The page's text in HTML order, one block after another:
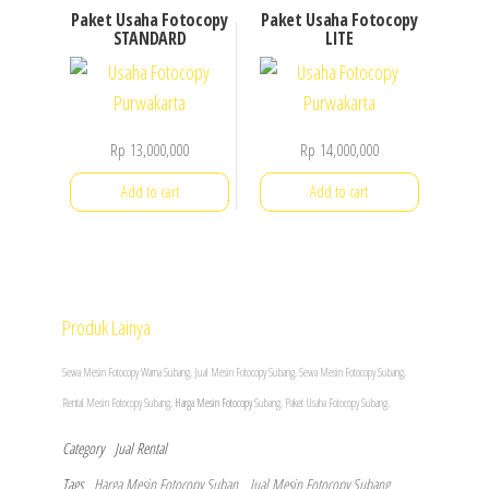
page
page
Paket Usaha Fotocopy
STANDARD
Rp 13,000,000
Add to cart
Paket Usaha Fotocopy
LITE
Rp 14,000,000
Add to cart
Produk Lainya
Sewa Mesin Fotocopy Warna Subang, Jual Mesin FotocopySubang, Sewa Mesin Fotocopy Subang,
Rental Mesin Fotocopy Subang, Harga Mesin FotocopySubang, Paket Usaha Fotocopy Subang.
Category Jual Rental
Tags Harga Mesin Fotocopy Suban Jual Mesin Fotocopy Subang